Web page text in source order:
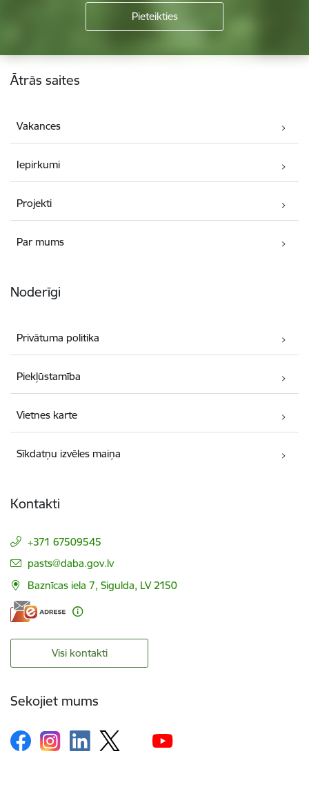
Kājene
Ātrās saites
Vakances
Iepirkumi
Projekti
Par mums
Noderīgi
Privātuma politika
Piekļūstamība
Vietnes karte
Sīkdatņu izvēles maiņa
Kontakti
+371 67509545
E-pasts:
pasts@daba.gov.lv
Baznīcas iela 7, Sigulda, LV 2150
Visi kontakti
Sekojiet mums